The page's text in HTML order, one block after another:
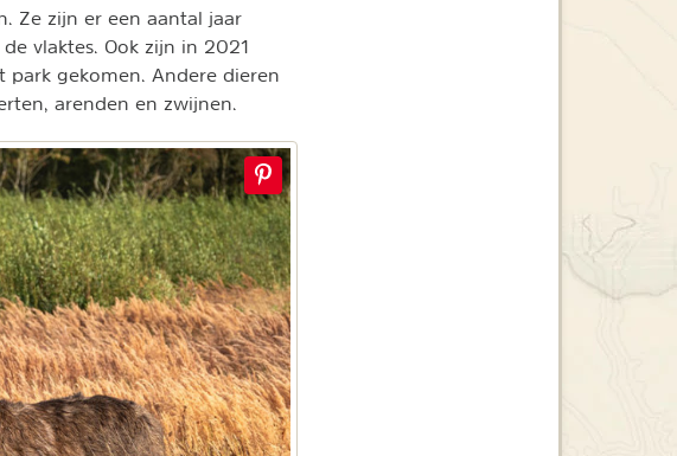
Ze zijn er een aantal jaar
vlaktes. Ook zijn in 2021
park gekomen. Andere dieren
arenden en zwijnen.